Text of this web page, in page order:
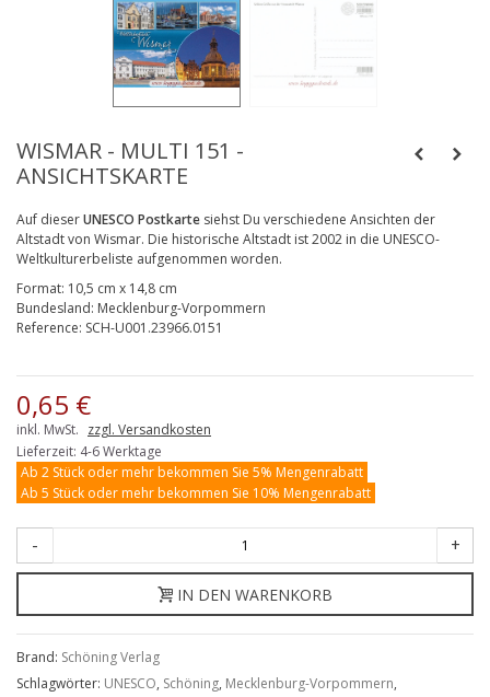
WISMAR - MULTI 151 -
ANSICHTSKARTE
Auf dieserUNESCO Postkarte siehst Du verschiedene Ansichten der
Altstadt von Wismar. Die historische Altstadt ist 2002 in die UNESCO-
Weltkulturerbeliste aufgenommen worden.
Format: 10,5 cm x 14,8 cm
Bundesland: Mecklenburg-Vorpommern
Reference: SCH-U001.23966.0151
0,65 €
inkl. MwSt. zzgl. Versandkosten
Lieferzeit: 4-6 Werktage
Ab 2 Stück oder mehr bekommen Sie 5% Mengenrabatt
Ab 5 Stück oder mehr bekommen Sie 10% Mengenrabatt
- +
IN DEN WARENKORB
Brand: Schöning Verlag
Schlagwörter: UNESCO, Schöning, Mecklenburg-Vorpommern,